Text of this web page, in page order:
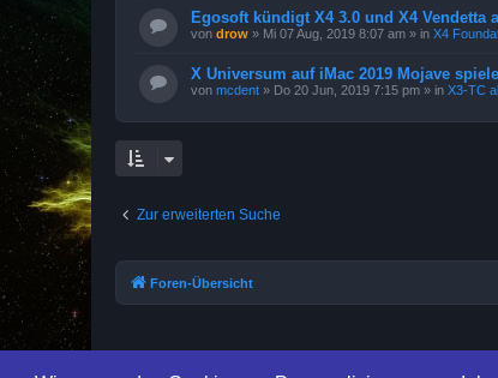
Egosoft kündigt X4 3.0 und X4 Vendetta
von drow » Mi 07 Aug, 2019 8:07 am » in X4
X Universum auf iMac 2019 Mojave
von mcdent » Do 20 Jun, 2019 7:15 pm » in X3-TC
Zur erweiterten Suche
Foren-Übersicht